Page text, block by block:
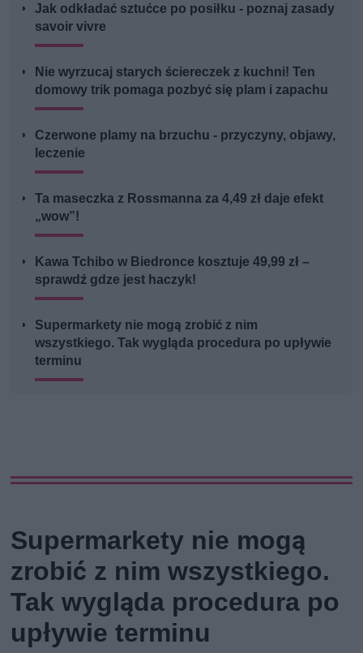
Jak odkładać sztućce po posiłku - poznaj zasady
savoir vivre
Nie wyrzucaj starych ściereczek z kuchni! Ten
domowy trik pomaga pozbyć się plam i zapachu
Czerwone plamy na brzuchu - przyczyny, objawy,
leczenie
Ta maseczka z Rossmanna za 4,49 zł daje efekt
„wow”!
Kawa Tchibo w Biedronce kosztuje 49,99 zł –
sprawdź gdze jest haczyk!
Supermarkety nie mogą zrobić z nim
wszystkiego. Tak wygląda procedura po upływie
terminu
Supermarkety nie mogą
zrobić z nim wszystkiego.
Tak wygląda procedura po
upływie terminu